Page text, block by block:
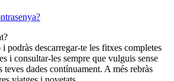
podràs descarregar-te les fitxes completes
i consultar-les sempre que vulguis sense
dades contínuament. A més rebràs